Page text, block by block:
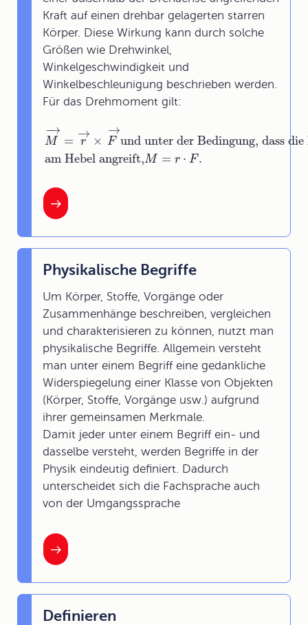
Kraft auf einen drehbar gelagerten starren
Körper. Diese Wirkung kann durch solche
Größen wie Drehwinkel,
Winkelgeschwindigkeit und
Winkelbeschleunigung beschrieben werden.
Für das Drehmoment gilt:
M
−
→
= r
→ × F
→
und unter der Bedingung, dass
am Hebel angreift,M = r ⋅ F.
Physikalische Begriffe
Um Körper, Stoffe, Vorgänge oder
Zusammenhänge beschreiben, vergleichen
und charakterisieren zu können, nutzt man
physikalische Begriffe. Allgemein versteht
man unter einem Begriff eine gedankliche
Widerspiegelung einer Klasse von Objekten
(Körper, Stoffe, Vorgänge usw.) aufgrund
ihrer gemeinsamen Merkmale.
Damit jeder unter einem Begriff ein- und
dasselbe versteht, werden Begriffe in der
Physik eindeutig definiert. Dadurch
unterscheidet sich die Fachsprache auch
von der Umgangssprache
Definieren